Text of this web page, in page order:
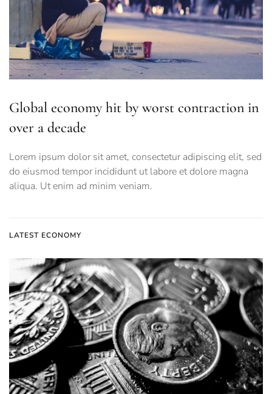
Global economy hit by worst contraction in
over a decade
Lorem ipsum dolor sit amet, consectetur adipiscing elit, sed
do eiusmod tempor incididunt ut labore et dolore magna
aliqua. Ut enim ad minim veniam.
LATEST ECONOMY